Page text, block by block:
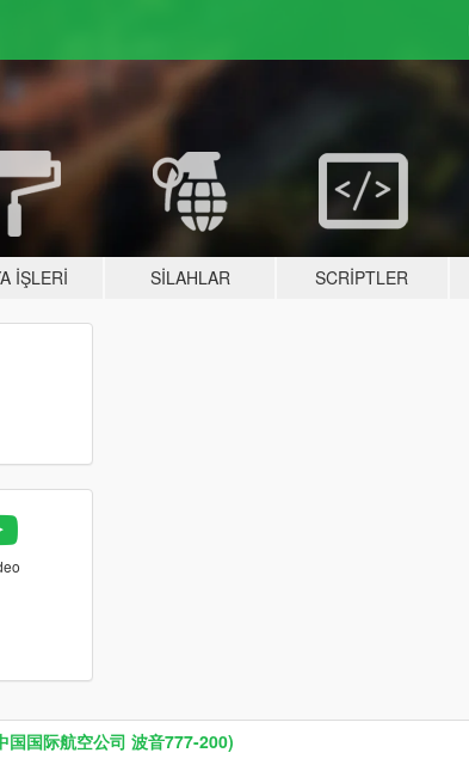
İŞLERI SILAHLAR SCRIPTLER
国际航空公司 波音777-200)